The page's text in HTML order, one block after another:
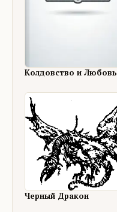
Колдовство и Любовь
Черный Дракон